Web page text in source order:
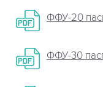
ФФУ-20
ФФУ-30